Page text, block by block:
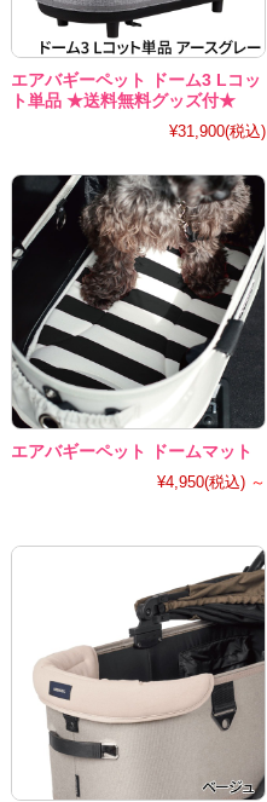
エアバギーペット ドーム3 Lコッ
ト単品 ★送料無料グッズ付★
¥31,900(税込)
エアバギーペット ドームマット
¥4,950(税込) ～